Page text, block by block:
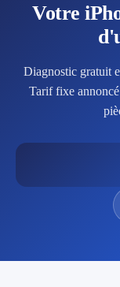
Votre
Diagnostic gratuit
Tarif fixe